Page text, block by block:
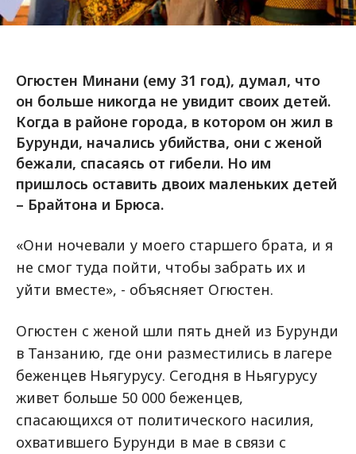
Огюстен Минани (ему 31 год), думал, что
он больше никогда не увидит своих детей.
Когда в районе города, в котором он жил в
Бурунди, начались убийства, они с женой
бежали, спасаясь от гибели. Но им
пришлось оставить двоих маленьких детей
– Брайтона и Брюса.
«Они ночевали у моего старшего брата, и я
не смог туда пойти, чтобы забрать их и
уйти вместе», - объясняет Огюстен.
Огюстен с женой шли пять дней из Бурунди
в Танзанию, где они разместились в лагере
беженцев Ньягурусу. Сегодня в Ньягурусу
живет больше 50 000 беженцев,
спасающихся от политического насилия,
охватившего Бурунди в мае в связи с